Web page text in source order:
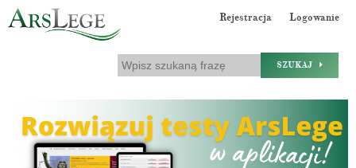
Rejestracja Logowanie
SZUKAJ